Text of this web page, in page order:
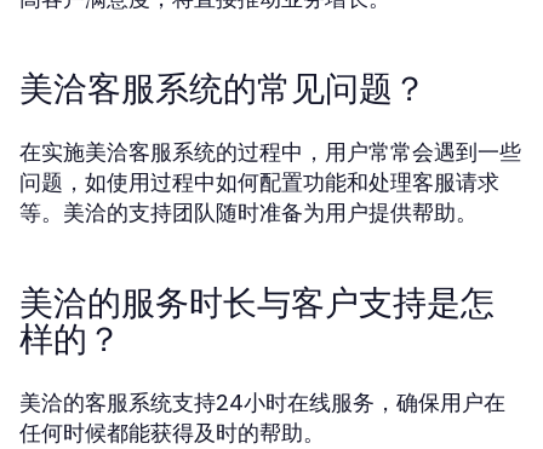
美洽客服系统的常见问题？
在实施美洽客服系统的过程中，用户常常会遇到一些
问题，如使用过程中如何配置功能和处理客服请求
等。美洽的支持团队随时准备为用户提供帮助。
美洽的服务时长与客户支持是怎
样的？
美洽的客服系统支持24小时在线服务，确保用户在
任何时候都能获得及时的帮助。